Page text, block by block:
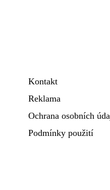
Kontakt
Reklama
Ochrana osobních
Podmínky použití